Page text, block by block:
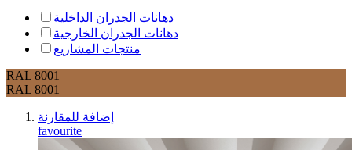
دهانات الجدران الداخلية
دهانات الجدران الخارجية
منتجات المشاريع
RAL 8001
RAL 8001
إضافة للمقارنة
favourite